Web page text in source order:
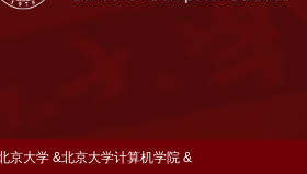
京大学 &北京大学计算机学院 &